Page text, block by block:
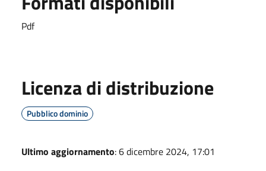
Pdf
Licenza di distribuzione
Pubblico dominio
Ultimo aggiornamento: 6 dicembre 2024, 17:01